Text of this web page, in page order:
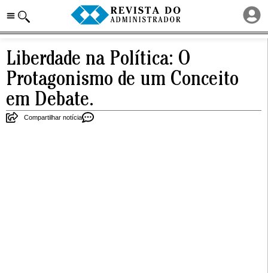
Liberdade na Política: O
Protagonismo de um Conceito
em Debate.
Compartilhar notícia